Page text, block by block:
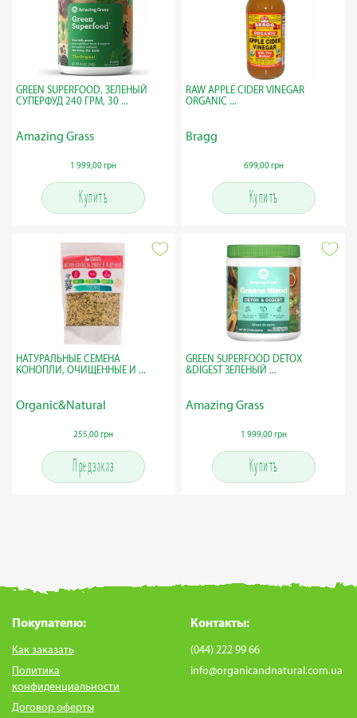
GREEN SUPERFOOD, ЗЕЛЕНЫЙ
СУПЕРФУД 240 ГРМ, 30 ...
Amazing Grass
1 999,00 грн
Купить
RAW APPLE CIDER VINEGAR
ORGANIC ...
Bragg
699,00 грн
Купить
НАТУРАЛЬНЫЕ СЕМЕНА
КОНОПЛИ, ОЧИЩЕННЫЕ И ...
Organic&Natural
255,00 грн
Предзаказ
GREEN SUPERFOOD DETOX
&DIGEST ЗЕЛЕНЫЙ ...
Amazing Grass
1 999,00 грн
Купить
Покупателю:
Как заказать
Политика
конфиденциальности
Договор оферты
Контакты:
(044) 222 99 66
info@organicandnatural.com.ua